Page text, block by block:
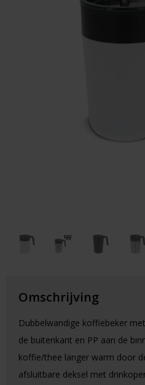
Sleutelhangers & Tools
Huis & Lifestyle
Gezondheid & Verzorging
Omschrijving
Dubbelwandige koffiebeker
de buitenkant en PP aan de
koffie/thee langer warm door
afsluitbare deksel met